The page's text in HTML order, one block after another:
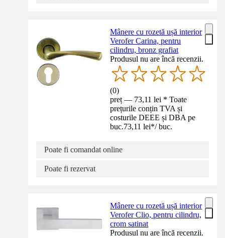
Mânere cu rozetă ușă interior
Verofer Carina, pentru
cilindru, bronz grafiat
Produsul nu are încă recenzii.
(0)
preț — 73,11 lei * Toate
prețurile conțin TVA și
costurile DEEE și DBA pe
buc.73,11 lei*/ buc.
Poate fi comandat online
Poate fi rezervat
Mânere cu rozetă ușă interior
Verofer Clio, pentru cilindru,
crom satinat
Produsul nu are încă recenzii.